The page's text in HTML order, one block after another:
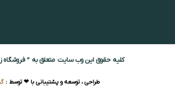
کلیه حقوق این وب سایت متعلق به ” فروشگاه
طراحی ، توسعه و پشتیبانی با ❤ توسط :